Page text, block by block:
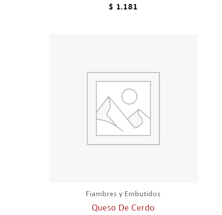
$ 1.181
Fiambres y Embutidos
Queso De Cerdo